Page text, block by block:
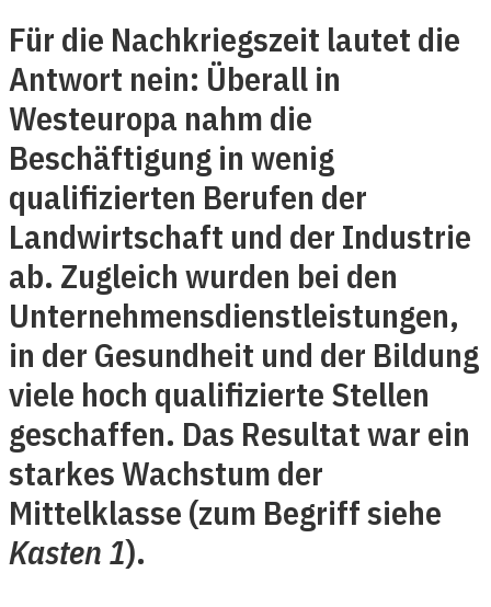
Für die Nachkriegszeit lautet die
Antwort nein: Überall in
Westeuropa nahm die
Beschäftigung in wenig
qualifizierten Berufen der
Landwirtschaft und der Industrie
ab. Zugleich wurden bei den
Unternehmensdienstleistungen,
in der Gesundheit und der Bildung
viele hoch qualifizierte Stellen
geschaffen. Das Resultat war ein
starkes Wachstum der
Mittelklasse (zum Begriff siehe
Kasten 1).